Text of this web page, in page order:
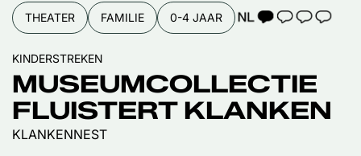
THEATER FAMILIE 0-4 JAAR TAALICOON 1
MUSEUMCOLLECTIE
FLUISTERT KLANKEN
KLANKENNEST
KINDERSTREKEN